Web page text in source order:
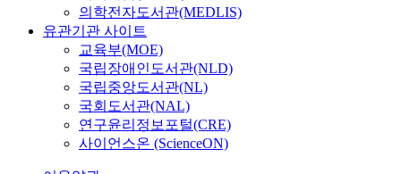
의학전자도서관(MEDLIS)
유관기관 사이트
교육부(MOE)
국립장애인도서관(NLD)
국립중앙도서관(NL)
국회도서관(NAL)
연구윤리정보포털(CRE)
사이언스온 (ScienceON)